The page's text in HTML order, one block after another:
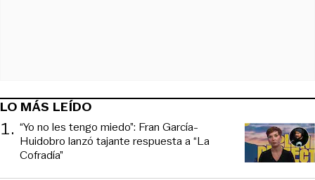
LO MÁS LEÍDO
1. “Yo no les tengo miedo”: Fran García-
Huidobro lanzó tajante respuesta a “La
Cofradía”